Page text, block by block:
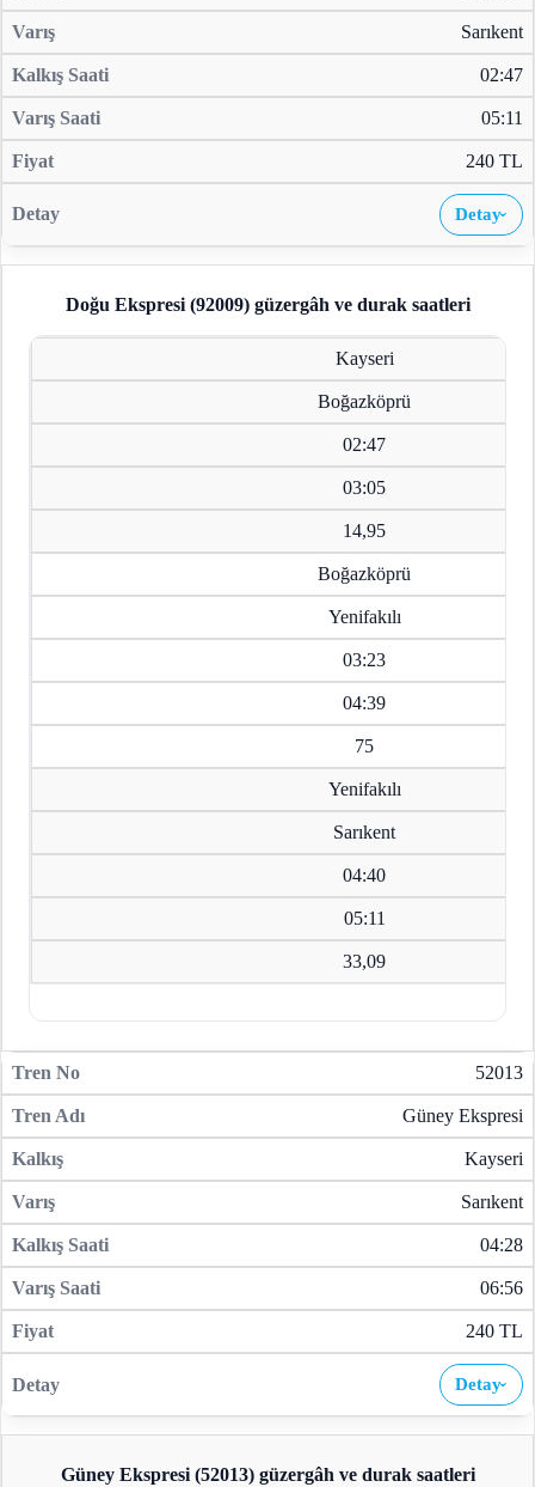
Sarıkent
02:47
05:11
240 TL
Detay›
Doğu Ekspresi (92009)güzergâh ve durak saatleri
Kayseri
Boğazköprü
02:47
03:05
14,95
Boğazköprü
Yenifakılı
03:23
04:39
75
Yenifakılı
Sarıkent
04:40
05:11
33,09
52013
Güney Ekspresi
Kayseri
Sarıkent
04:28
06:56
240 TL
Detay›
Güney Ekspresi (52013)güzergâh ve durak saatleri